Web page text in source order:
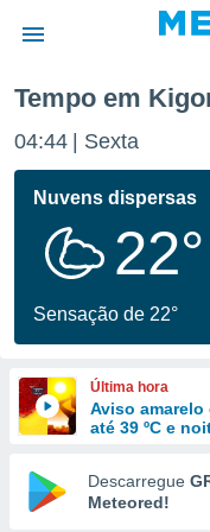
da
foi
fornecidas
a este
das
e
forma
digital
Tempo em
04:44 Sexta
Nuvens dispersas
22°
Sensação de 22°
Última hora
Aviso
até 39 ºC e
Descarregue
Meteored!